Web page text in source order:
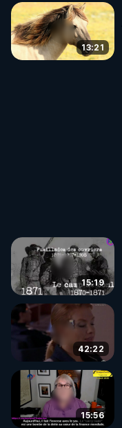
13:21
15:19
42:22
15:56